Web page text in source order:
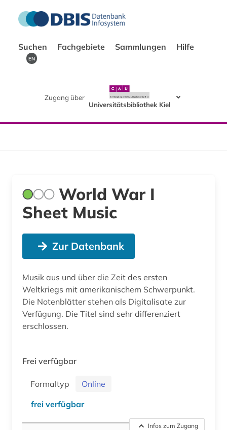
Suchen Fachgebiete Sammlungen Hilfe
EN
Zugang über
Universitätsbibliothek Kiel
World War I
Sheet Music
Zur Datenbank
Musik aus und über die Zeit des ersten
Weltkriegs mit amerikanischem Schwerpunkt.
Die Notenblätter stehen als Digitalisate zur
Verfügung. Die Titel sind sehr differenziert
erschlossen.
Frei verfügbar
Formaltyp
Online
frei verfügbar
Infos zum Zugang